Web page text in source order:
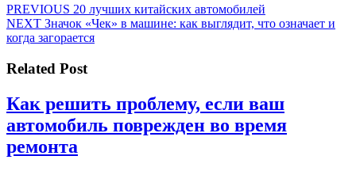
Навигация
по
PREVIOUS Предыдущая
запись:
20 лучших китайских автомобилей
NEXT Следующая
запись:
Значок «Чек» в машине: как выглядит, что означает и
когда загорается
Related Post
Как решить проблему, если ваш
автомобиль поврежден во время
ремонта